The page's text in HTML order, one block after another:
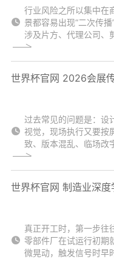
行业风险之所以集中在
景都容易出现“二次传
涉及片方、代理公司、
世界杯官网 2026会展
过去常见的问题是：设
视觉，现场执行又要按
致、版本混乱、临场改
世界杯官网 制造业深
真正开工时，第一步往
零部件厂在试运行初期
微晃动，触发信号时早